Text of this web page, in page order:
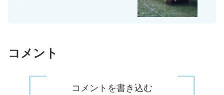
コメント
コメントを書き込む